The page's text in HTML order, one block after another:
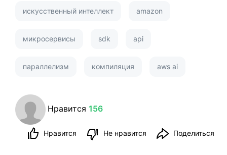
искусственный интеллект amazon
микросервисы sdk api
параллелизм компиляция aws ai
Нравится 156
Нравится Не нравится Поделиться